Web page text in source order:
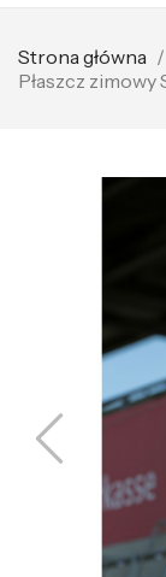
Strona główna
Płaszcz zimowy